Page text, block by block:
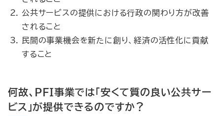
公共サービスの提供における行政の関わり方が改善
されること
民間の事業機会を新たに創り、経済の活性化に貢献
すること
何故、PFI事業では「安くて質の良い公共サー
ビス」が提供できるのですか？